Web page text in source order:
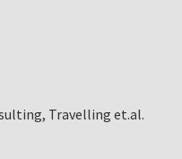
Travelling et.al.